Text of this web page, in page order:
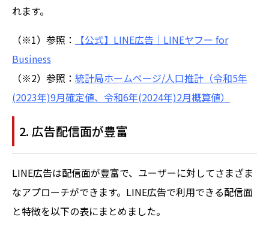
れます。
（※1）参照：
【公式】LINE広告｜LINEヤフー for
Business
（※2）参照： 統計局ホームページ/人口推計（令和5年
(2023年)9月確定値、令和6年(2024年)2月概算値）
2. 広告配信面が豊富
LINE広告は配信面が豊富で、ユーザーに対してさまざま
なアプローチができます。LINE広告で利用できる配信面
と特徴を以下の表にまとめました。